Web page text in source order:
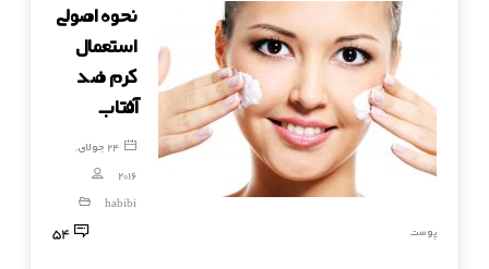
نحوه اصولی
استعمال
کرم ضد
آفتاب
24 جولای,
2016
habibi
پوست
54